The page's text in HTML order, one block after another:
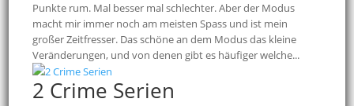
Punkte rum. Mal besser mal schlechter. Aber der Modus
macht mir immer noch am meisten Spass und ist mein
großer Zeitfresser. Das schöne an dem Modus das kleine
Veränderungen, und von denen gibt es häufiger welche...
2 Crime Serien